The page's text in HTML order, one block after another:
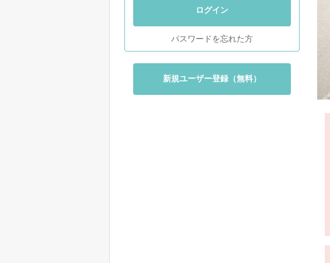
ログイン
パスワードを忘れた方
新規ユーザー登録（無料）